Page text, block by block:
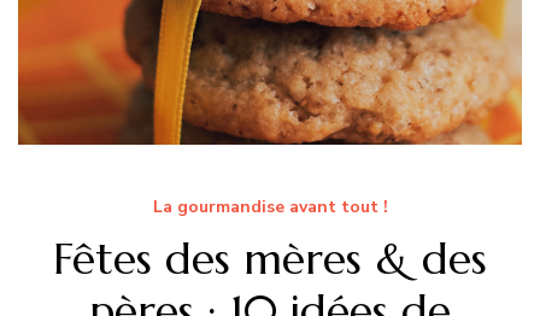
La gourmandise avant tout !
Fêtes des mères & des